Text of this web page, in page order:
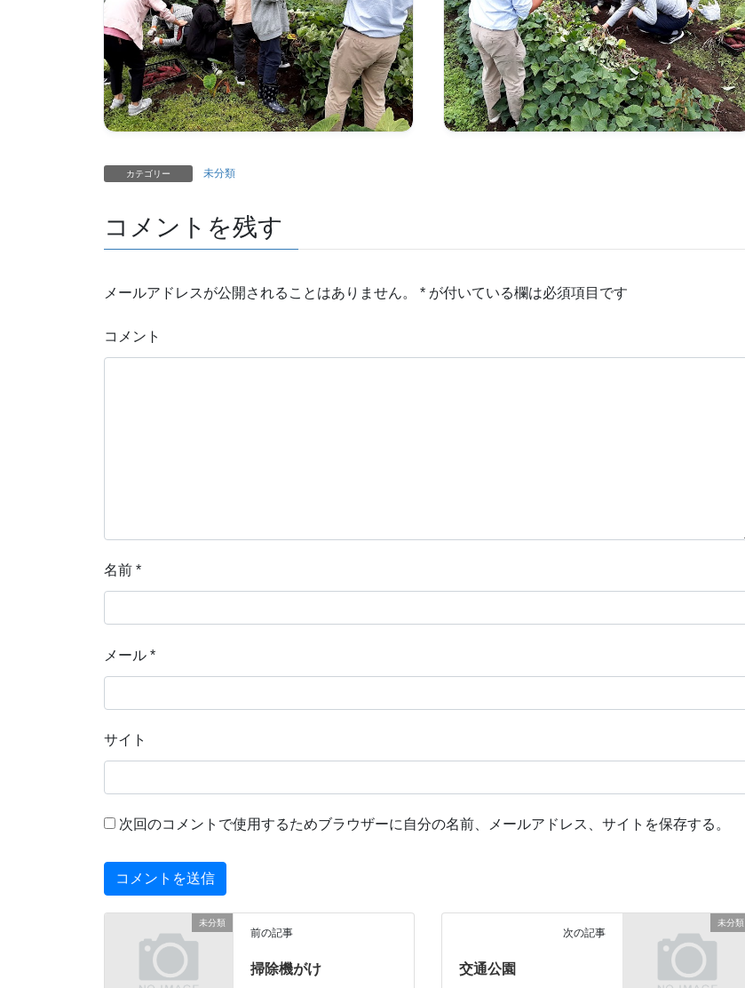
カテゴリー 未分類
コメントを残す
メールアドレスが公開されることはありません。 * が付いている欄は必須項目です
コメント
名前 *
メール *
サイト
次回のコメントで使用するためブラウザーに自分の名前、メールアドレス、サイトを保存する。
未分類
前の記事
掃除機がけ
未分類
次の記事
交通公園